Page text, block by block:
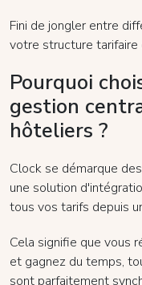
Fini de jongler entre
votre structure
Pourquoi
gestion
hôteliers ?
Clock se démarque
une solution
tous vos tarifs depuis
Cela signifie que vous
et gagnez du temps,
sont parfaitement